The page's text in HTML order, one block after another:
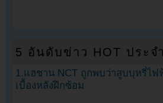
5 อันดับข่าว HOT ประจ
1.แฮชาน NCT ถูกพบว่าสูบบุหรี่ไฟ
เบื้องหลังฝึกซ้อม